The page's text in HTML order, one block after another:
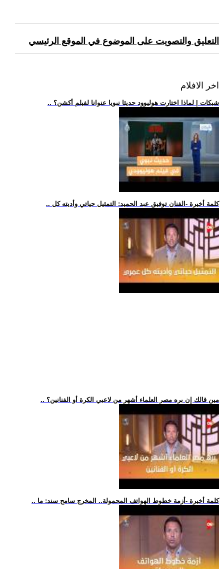
التعليق والتصويت على الموضوع في الموقع الرئيسي
اخر الافلام
.. شبكات | لماذا اختارت هوليوود حديثا نبويا عنوانا لفيلم أكشن؟
.. كلمة أخيرة -الفنان توفيق عبد الحميد: التمثيل حياتي وأديته كل
.. مين قالك إن بره مصر العلماء أشهر من لاعبي الكرة أو الفنانين؟
.. كلمة أخيرة -أزمة خطوط الهواتف المحمولة.. المخرج سامح سند: ما